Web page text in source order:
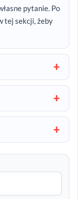
pytanie. Po
tej sekcji, żeby